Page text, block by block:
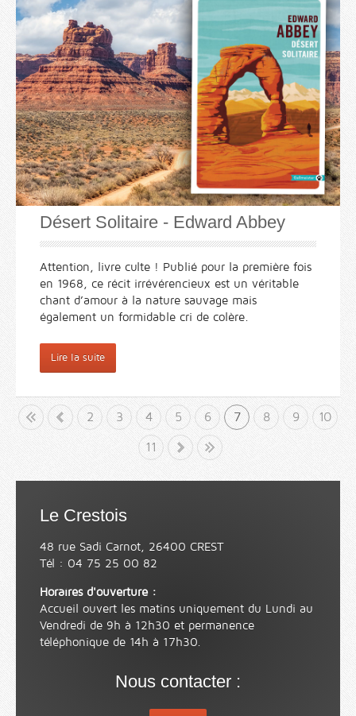
Désert Solitaire - Edward Abbey
Attention, livre culte ! Publié pour la première fois
en 1968, ce récit irrévérencieux est un véritable
chant d’amour à la nature sauvage mais
également un formidable cri de colère.
Lire la suite
« 2 3 4 5 6 7 8 9 10
11
» Fin
Le Crestois
48 rue Sadi Carnot, 26400 CREST
Tél : 04 75 25 00 82
Horaires d'ouverture :
Accueil ouvert les matins uniquement du Lundi au
Vendredi de 9h à 12h30 et permanence
téléphonique de 14h à 17h30.
Nous contacter :